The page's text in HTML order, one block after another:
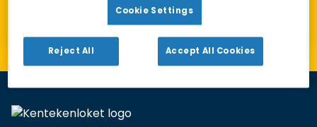
Toon alleen geopende loketten
Cookie Settings
Reject All Accept All Cookies